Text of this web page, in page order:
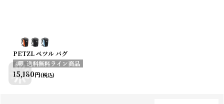
PETZL ペツル バグ
15,180円(税込)